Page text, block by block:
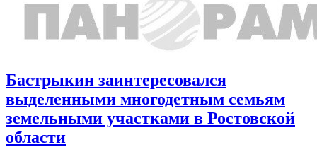
Бастрыкин заинтересовался
выделенными многодетным семьям
земельными участками в Ростовской
области